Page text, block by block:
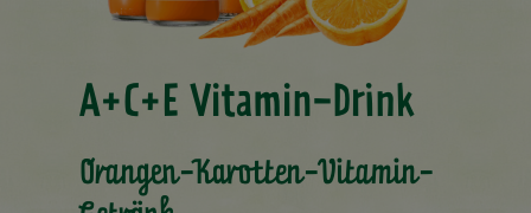
A+C+E Vitamin-Drink
Orangen-Karotten-Vitamin-